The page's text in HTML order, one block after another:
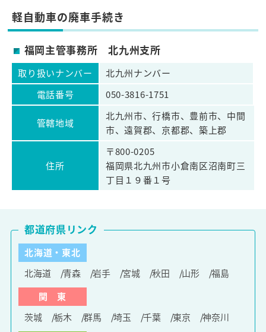
軽自動車の廃車手続き
福岡主管事務所 北九州支所
取り扱いナンバー
北九州ナンバー
電話番号
050-3816-1751
管轄地域
北九州市、行橋市、豊前市、中間
市、遠賀郡、京都郡、築上郡
住所
〒800-0205
福岡県北九州市小倉南区沼南町三
丁目１９番１号
北海道・東北
北海道
青森 岩手 宮城 秋田 山形
福島
関 東
茨城
栃木 群馬 埼玉 千葉 東京
神奈川
都道府県リンク